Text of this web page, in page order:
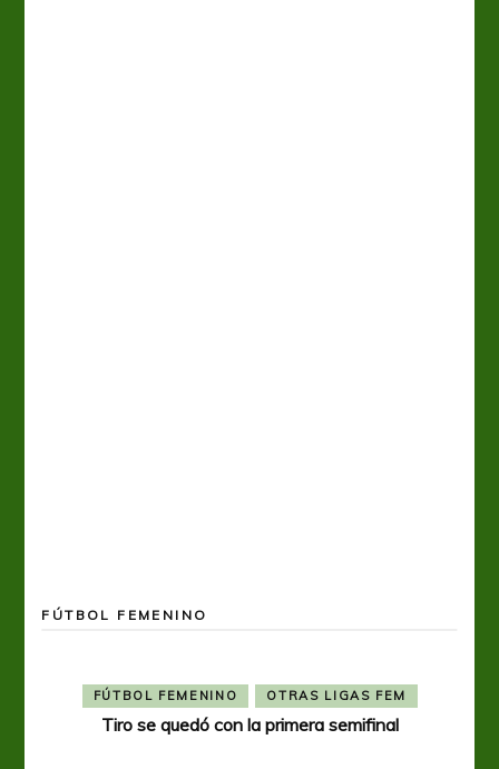
FÚTBOL FEMENINO
FÚTBOL FEMENINO OTRAS LIGAS FEM
Tiro se quedó con la primera semifinal